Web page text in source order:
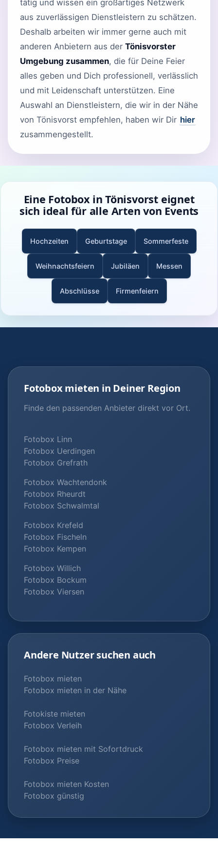
tätig und wissen ein großartiges Netzwerk
aus zuverlässigen Dienstleistern zu schätzen.
Deshalb arbeiten wir immer gerne auch mit
anderen Anbietern aus der Tönisvorster
Umgebung zusammen, die für Deine Feier
alles geben und Dich professionell, verlässlich
und mit Leidenschaft unterstützen. Eine
Auswahl an Dienstleistern, die wir in der Nähe
von Tönisvorst empfehlen, haben wir Dir hier
zusammengestellt.
Eine Fotobox in Tönisvorst eignet
sich ideal für alle Arten von Events
Hochzeiten Geburtstage Sommerfeste
Weihnachtsfeiern Jubiläen Messen
Abschlüsse Firmenfeiern
Fotobox mieten in Deiner Region
Finde den passenden Anbieter direkt vor Ort.
Fotobox Linn
Fotobox Uerdingen
Fotobox Grefrath
Fotobox Wachtendonk
Fotobox Rheurdt
Fotobox Schwalmtal
Fotobox Krefeld
Fotobox Fischeln
Fotobox Kempen
Fotobox Willich
Fotobox Bockum
Fotobox Viersen
Andere Nutzer suchen auch
Fotobox mieten
Fotobox mieten in der Nähe
Fotokiste mieten
Fotobox Verleih
Fotobox mieten mit Sofortdruck
Fotobox Preise
Fotobox mieten Kosten
Fotobox günstig